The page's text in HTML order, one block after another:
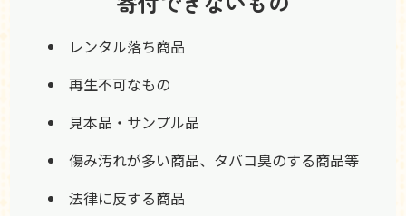
レンタル落ち商品
再生不可なもの
見本品・サンプル品
傷み汚れが多い商品、タバコ臭のする商品等
法律に反する商品